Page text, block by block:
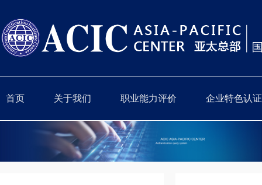
首页 关于我们 职业能力评价 企业特色认证